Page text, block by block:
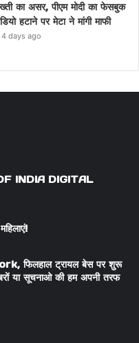
का असर, पीएम मोदी का फेसबुक
हटाने पर मेटा ने मांगी माफी
4 days ago
INDIA DIGITAL
ट्रायल बेस पर शुरू
या सूचनाओ की हम अपनी तरफ